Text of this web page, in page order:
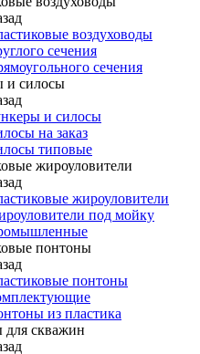
воздуховоды
сечения
сечения
и силосы
и силосы
на заказ
типовые
жироуловители
жироуловители
под мойку
понтоны
понтоны
из пластика
для скважин